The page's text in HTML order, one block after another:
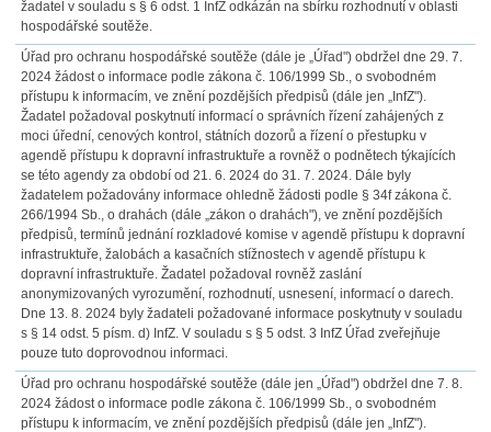
žadatel v souladu s § 6 odst. 1 InfZ odkázán na sbírku rozhodnutí v oblasti
hospodářské soutěže.
Úřad pro ochranu hospodářské soutěže (dále je „Úřad") obdržel dne 29. 7.
2024 žádost o informace podle zákona č. 106/1999 Sb., o svobodném
přístupu k informacím, ve znění pozdějších předpisů (dále jen „InfZ").
Žadatel požadoval poskytnutí informací o správních řízení zahájených z
moci úřední, cenových kontrol, státních dozorů a řízení o přestupku v
agendě přístupu k dopravní infrastruktuře a rovněž o podnětech týkajících
se této agendy za období od 21. 6. 2024 do 31. 7. 2024. Dále byly
žadatelem požadovány informace ohledně žádosti podle § 34f zákona č.
266/1994 Sb., o drahách (dále „zákon o drahách"), ve znění pozdějších
předpisů, termínů jednání rozkladové komise v agendě přístupu k dopravní
infrastruktuře, žalobách a kasačních stížnostech v agendě přístupu k
dopravní infrastruktuře. Žadatel požadoval rovněž zaslání
anonymizovaných vyrozumění, rozhodnutí, usnesení, informací o darech.
Dne 13. 8. 2024 byly žadateli požadované informace poskytnuty v souladu
s § 14 odst. 5 písm. d) InfZ. V souladu s § 5 odst. 3 InfZ Úřad zveřejňuje
pouze tuto doprovodnou informaci.
Úřad pro ochranu hospodářské soutěže (dále jen „Úřad") obdržel dne 7. 8.
2024 žádost o informace podle zákona č. 106/1999 Sb., o svobodném
přístupu k informacím, ve znění pozdějších předpisů (dále jen „InfZ").